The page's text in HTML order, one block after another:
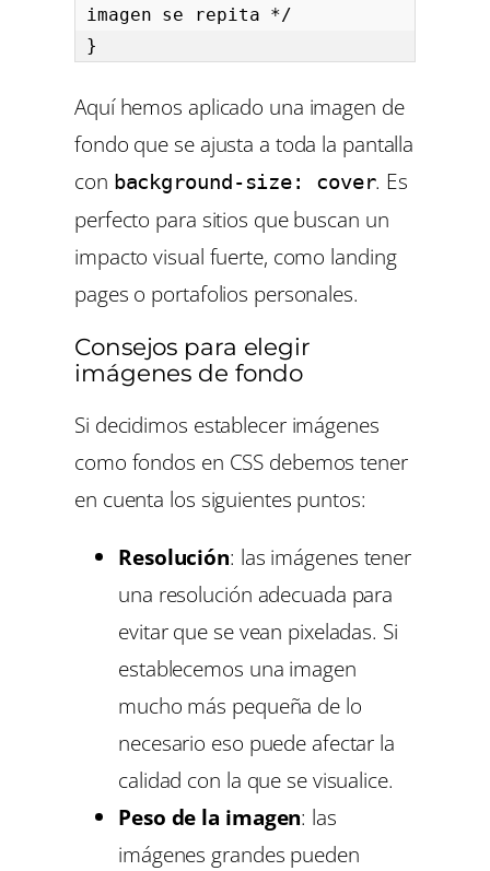
imagen se repita */
}
Aquí hemos aplicado una imagen de
fondo que se ajusta a toda la pantalla
con background-size: cover. Es
perfecto para sitios que buscan un
impacto visual fuerte, como landing
pages o portafolios personales.
Consejos para elegir
imágenes de fondo
Si decidimos establecer imágenes
como fondos en CSS debemos tener
en cuenta los siguientes puntos:
Resolución: las imágenes tener
una resolución adecuada para
evitar que se vean pixeladas. Si
establecemos una imagen
mucho más pequeña de lo
necesario eso puede afectar la
calidad con la que se visualice.
Peso de la imagen: las
imágenes grandes pueden